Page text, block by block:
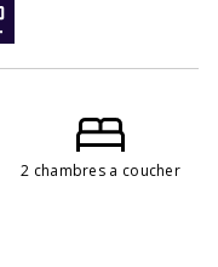
2 chambres a coucher